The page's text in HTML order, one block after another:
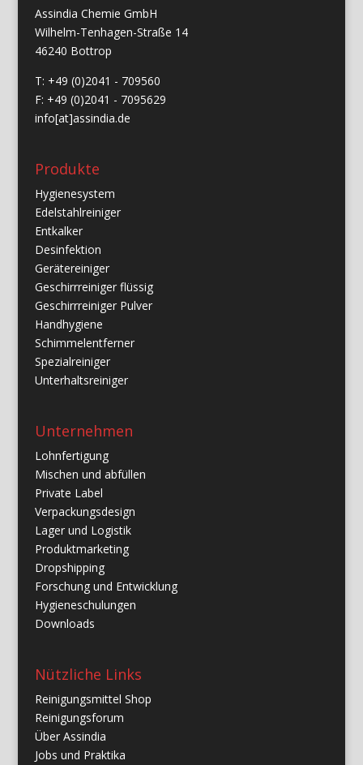
Assindia Chemie GmbH
Wilhelm-Tenhagen-Straße 14
46240 Bottrop
T: +49 (0)2041 - 709560
F: +49 (0)2041 - 7095629
info[at]assindia.de
Produkte
Hygienesystem
Edelstahlreiniger
Entkalker
Desinfektion
Gerätereiniger
Geschirrreiniger flüssig
Geschirrreiniger Pulver
Handhygiene
Schimmelentferner
Spezialreiniger
Unterhaltsreiniger
Unternehmen
Lohnfertigung
Mischen und abfüllen
Private Label
Verpackungsdesign
Lager und Logistik
Produktmarketing
Dropshipping
Forschung und Entwicklung
Hygieneschulungen
Downloads
Nützliche Links
Reinigungsmittel Shop
Reinigungsforum
Über Assindia
Jobs und Praktika